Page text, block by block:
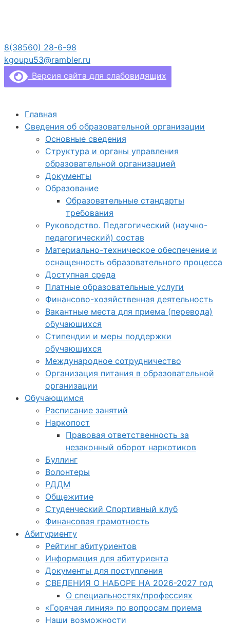
8(38560) 28-6-98
kgoupu53@rambler.ru
Версия сайта для слабовидящих
Главная
Сведения об образовательной организации
Основные сведения
Структура и органы управления
образовательной организацией
Документы
Образование
Образовательные стандарты
требования
Руководство. Педагогический (научно-
педагогический) состав
Материально-техническое обеспечение и
оснащенность образовательного процесса
Доступная среда
Платные образовательные услуги
Финансово-хозяйственная деятельность
Вакантные места для приема (перевода)
обучающихся
Стипендии и меры поддержки
обучающихся
Международное сотрудничество
Организация питания в образовательной
организации
Обучающимся
Расписание занятий
Наркопост
Правовая ответственность за
незаконный оборот наркотиков
Буллинг
Волонтеры
РДДМ
Общежитие
Студенческий Спортивный клуб
Финансовая грамотность
Абитуриенту
Рейтинг абитуриентов
Информация для абитуриента
Документы для поступления
СВЕДЕНИЯ О НАБОРЕ НА 2026-2027 год
О специальностях/профессиях
«Горячая линия» по вопросам приема
Наши возможности